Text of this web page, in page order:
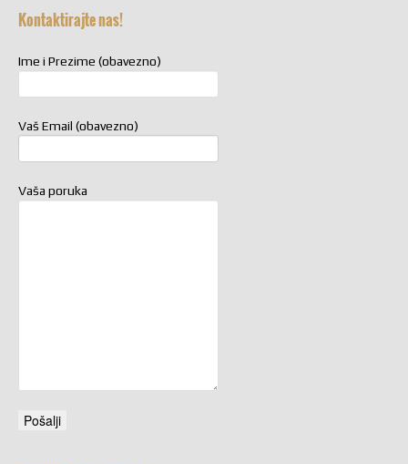
Kontaktirajte nas!
Ime i Prezime (obavezno)
Vaš Email (obavezno)
Vaša poruka